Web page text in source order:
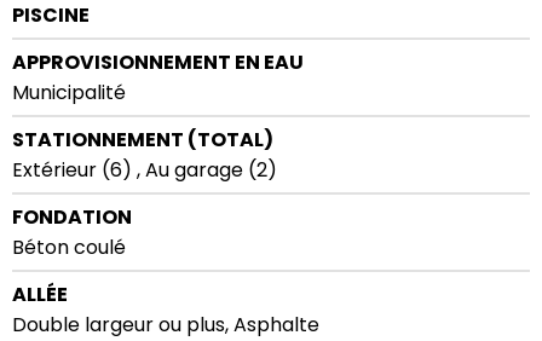
PISCINE
APPROVISIONNEMENT EN EAU
Municipalité
STATIONNEMENT (TOTAL)
Extérieur (6) , Au garage (2)
FONDATION
Béton coulé
ALLÉE
Double largeur ou plus, Asphalte